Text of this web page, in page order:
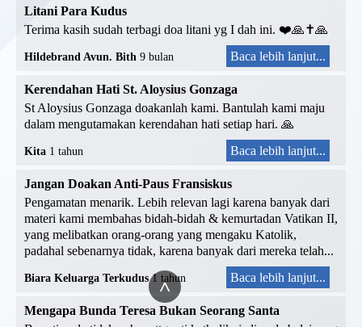
Litani Para Kudus
Terima kasih sudah terbagi doa litani yg I dah ini. ❤️🙏✝️🙏
Hildebrand Avun. Bith 9 bulan Baca lebih lanjut...
Kerendahan Hati St. Aloysius Gonzaga
St Aloysius Gonzaga doakanlah kami. Bantulah kami maju
dalam mengutamakan kerendahan hati setiap hari. 🙏
Kita 1 tahun Baca lebih lanjut...
Jangan Doakan Anti-Paus Fransiskus
Pengamatan menarik. Lebih relevan lagi karena banyak dari
materi kami membahas bidah-bidah & kemurtadan Vatikan II,
yang melibatkan orang-orang yang mengaku Katolik,
padahal sebenarnya tidak, karena banyak dari mereka telah...
Biara Keluarga Terkudus1 tahun Baca lebih lanjut...
Mengapa Bunda Teresa Bukan Seorang Santa
^